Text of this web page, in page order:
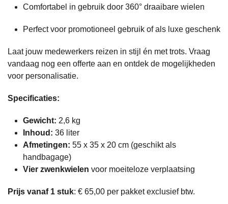
Comfortabel in gebruik door 360° draaibare wielen
Perfect voor promotioneel gebruik of als luxe geschenk
Laat jouw medewerkers reizen in stijl én met trots. Vraag
vandaag nog een offerte aan en ontdek de mogelijkheden
voor personalisatie.
Specificaties:
Gewicht: 2,6 kg
Inhoud: 36 liter
Afmetingen: 55 x 35 x 20 cm (geschikt als
handbagage)
Vier zwenkwielen voor moeiteloze verplaatsing
Prijs vanaf 1 stuk: € 65,00 per pakket exclusief btw.